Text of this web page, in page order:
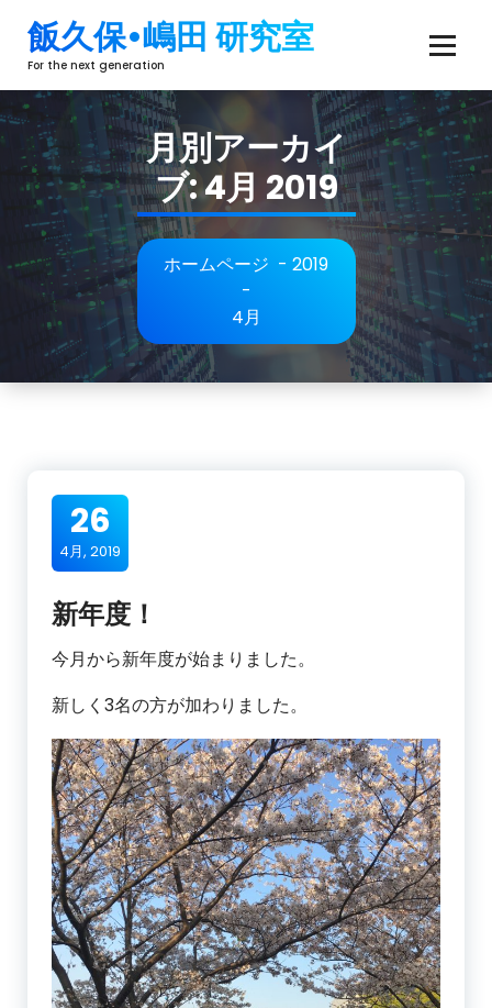
ン
ツ
へ
飯久保•嶋田 研究室
For the next generation
月別アーカイ
ブ: 4月 2019
ホームページ - 2019
-
4月
26
4月, 2019
新年度！
今月から新年度が始まりました。
新しく3名の方が加わりました。